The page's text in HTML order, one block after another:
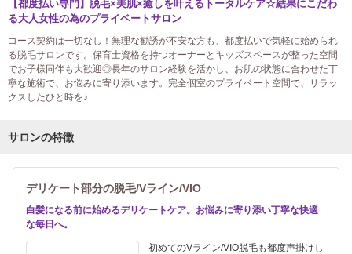
【都度払い専門】脱毛×美肌×癒しを叶えるトータルケア☆結果にこだわ
る大人女性の為のプライベートサロン
コース契約は一切なし！無理な勧誘が不安な方も、都度払いで気軽に始められ
る脱毛サロンです。保育士資格を持つオーナーとキッズスペースが整った空間
でお子様同伴も大歓迎◎長年のサロン経験を活かし、お肌の状態に合わせた丁
寧な施術で、お悩みに寄り添います。完全個室のプライベート空間で、リラッ
クスしたひと時を♪
サロンの特徴
デリケート部分の脱毛/Vライン/VIO
白髪になる前に始めるデリケートケア。お悩みに寄り添い丁寧な快適
な毎日へ。
初めてのVライン/VIO脱毛も都度声掛けし